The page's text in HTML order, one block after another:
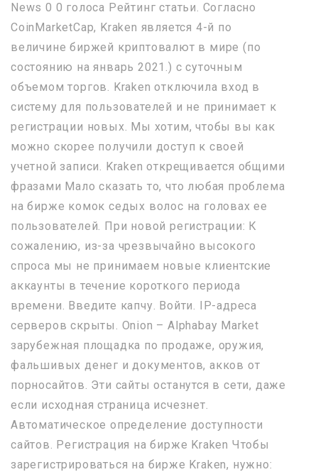
News 0 0 голоса Рейтинг статьи. Согласно
CoinMarketCap, Kraken является 4-й по
величине биржей криптовалют в мире (по
состоянию на январь 2021.) с суточным
объемом торгов. Kraken отключила вход в
систему для пользователей и не принимает к
регистрации новых. Мы хотим, чтобы вы как
можно скорее получили доступ к своей
учетной записи. Kraken открещивается общими
фразами Мало сказать то, что любая проблема
на бирже комок седых волос на головах ее
пользователей. При новой регистрации: К
сожалению, из-за чрезвычайно высокого
спроса мы не принимаем новые клиентские
аккаунты в течение короткого периода
времени. Введите капчу. Войти. IP-адреса
серверов скрыты. Onion – Alphabay Market
зарубежная площадка по продаже, оружия,
фальшивых денег и документов, акков от
порносайтов. Эти сайты останутся в сети, даже
если исходная страница исчезнет.
Автоматическое определение доступности
сайтов. Регистрация на бирже Kraken Чтобы
зарегистрироваться на бирже Kraken, нужно: